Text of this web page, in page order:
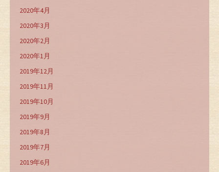
2020年4月
2020年3月
2020年2月
2020年1月
2019年12月
2019年11月
2019年10月
2019年9月
2019年8月
2019年7月
2019年6月